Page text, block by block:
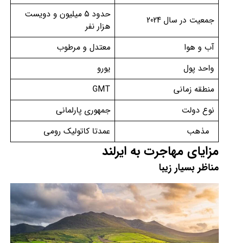
جمعیت در سال 2024
حدود 5 میلیون و دویست
هزار نفر
آب و هوا
معتدل و مرطوب
واحد پول
یورو
منطقه زمانی
GMT
نوع دولت
جمهوری پارلمانی
مذهب
عمدتا کاتولیک رومی
مزایای مهاجرت به ایرلند
مناظر بسیار زیبا